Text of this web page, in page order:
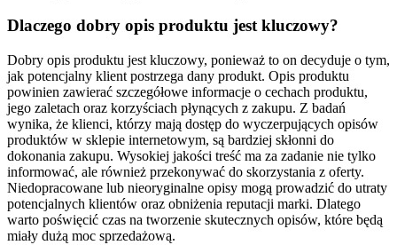
Dlaczego dobry opis produktu jest kluczowy?
Dobry opis produktu jest kluczowy, ponieważ to on decyduje o tym,
jak potencjalny klient postrzega dany produkt. Opis produktu
powinien zawierać szczegółowe informacje o cechach produktu,
jego zaletach oraz korzyściach płynących z zakupu. Z badań
wynika, że klienci, którzy mają dostęp do wyczerpujących opisów
produktów w sklepie internetowym, są bardziej skłonni do
dokonania zakupu. Wysokiej jakości treść ma za zadanie nie tylko
informować, ale również przekonywać do skorzystania z oferty.
Niedopracowane lub nieoryginalne opisy mogą prowadzić do utraty
potencjalnych klientów oraz obniżenia reputacji marki. Dlatego
warto poświęcić czas na tworzenie skutecznych opisów, które będą
miały dużą moc sprzedażową.